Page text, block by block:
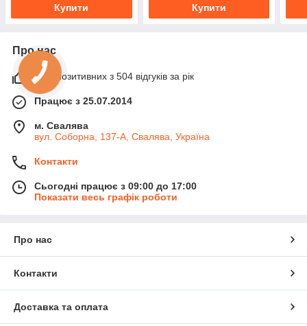
Купити Купити
Про нас
97% позитивних з 504 відгуків за рік
Працює з 25.07.2014
м. Свалява
вул. Соборна, 137-А, Свалява, Україна
Контакти
Сьогодні працює з 09:00 до 17:00
Показати весь графік роботи
Про нас
Контакти
Доставка та оплата